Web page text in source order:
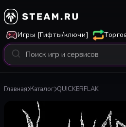
Игры [Гифты/ключи]
Главная Каталог QUICKERFLAK